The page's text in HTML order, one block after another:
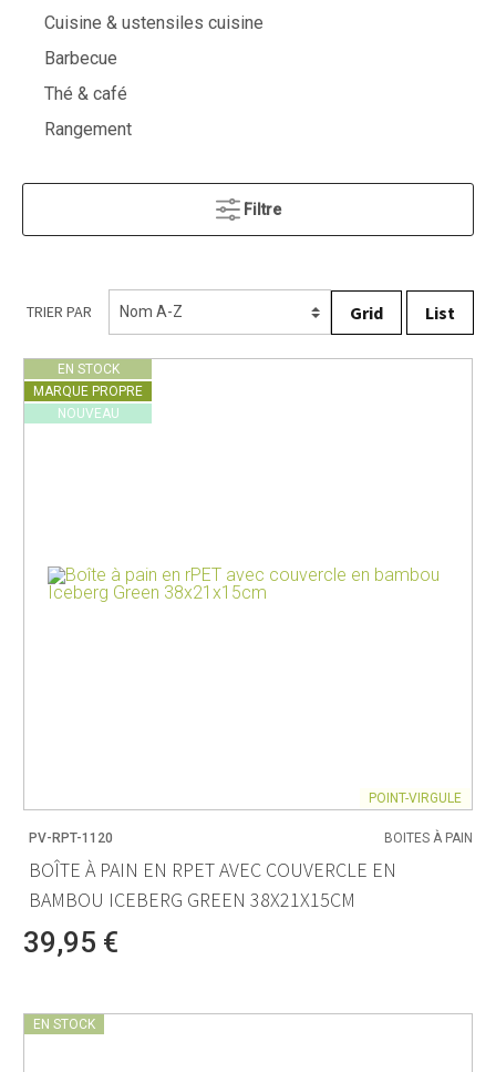
Cuisine & ustensiles cuisine
Barbecue
Thé & café
Rangement
Filtre
TRIER PAR Grid List
EN STOCK
MARQUE PROPRE
NOUVEAU
POINT-VIRGULE
PV-RPT-1120 BOITES À PAIN
BOÎTE À PAIN EN RPET AVEC COUVERCLE EN
BAMBOU ICEBERG GREEN 38X21X15CM
39,95 €
EN STOCK